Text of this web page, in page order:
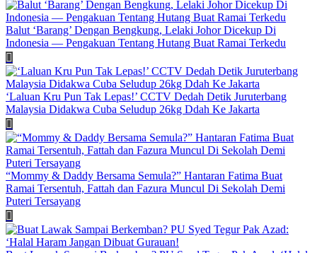
Balut ‘Barang’ Dengan Bengkung, Lelaki Johor Dicekup Di
Indonesia — Pengakuan Tentang Hutang Buat Ramai Terkedu
‘Laluan Kru Pun Tak Lepas!’ CCTV Dedah Detik Juruterbang
Malaysia Didakwa Cuba Seludup 26kg Ddah Ke Jakarta
“Mommy & Daddy Bersama Semula?” Hantaran Fatima Buat
Ramai Tersentuh, Fattah dan Fazura Muncul Di Sekolah Demi
Puteri Tersayang